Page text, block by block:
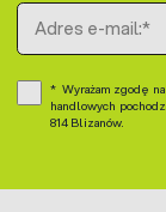
Adres e-mail
Wyrażam zgodę
handlowych
814 Blizanów.